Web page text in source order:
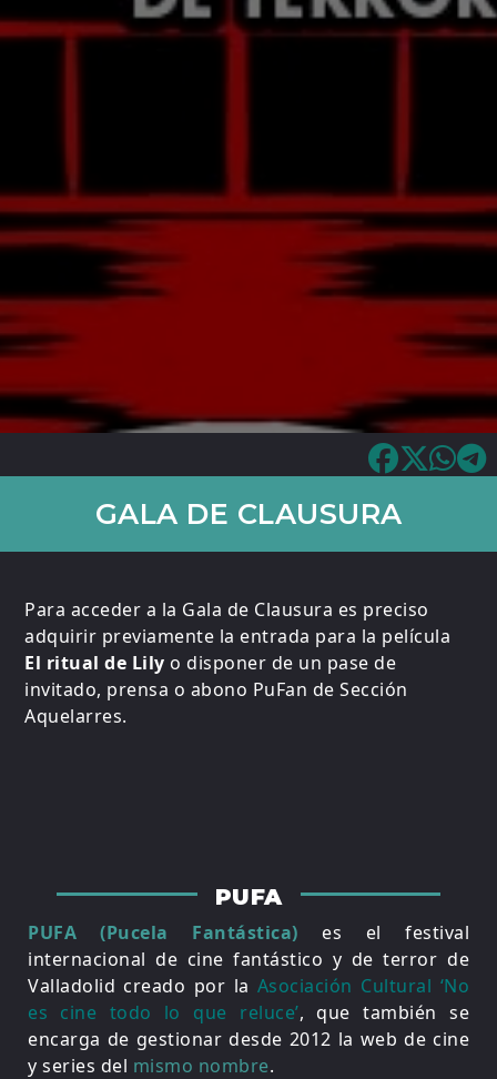
GALA DE CLAUSURA
Para acceder a la Gala de Clausura es preciso
adquirir previamente la entrada para la película
El ritual de Lily o disponer de un pase de
invitado, prensa o abono PuFan de Sección
Aquelarres.
PUFA
PUFA (Pucela Fantástica) es el festival
internacional de cine fantástico y de terror de
Valladolid creado por la Asociación Cultural ‘No
es cine todo lo que reluce’, que también se
encarga de gestionar desde 2012 la web de cine
y series del mismo nombre.